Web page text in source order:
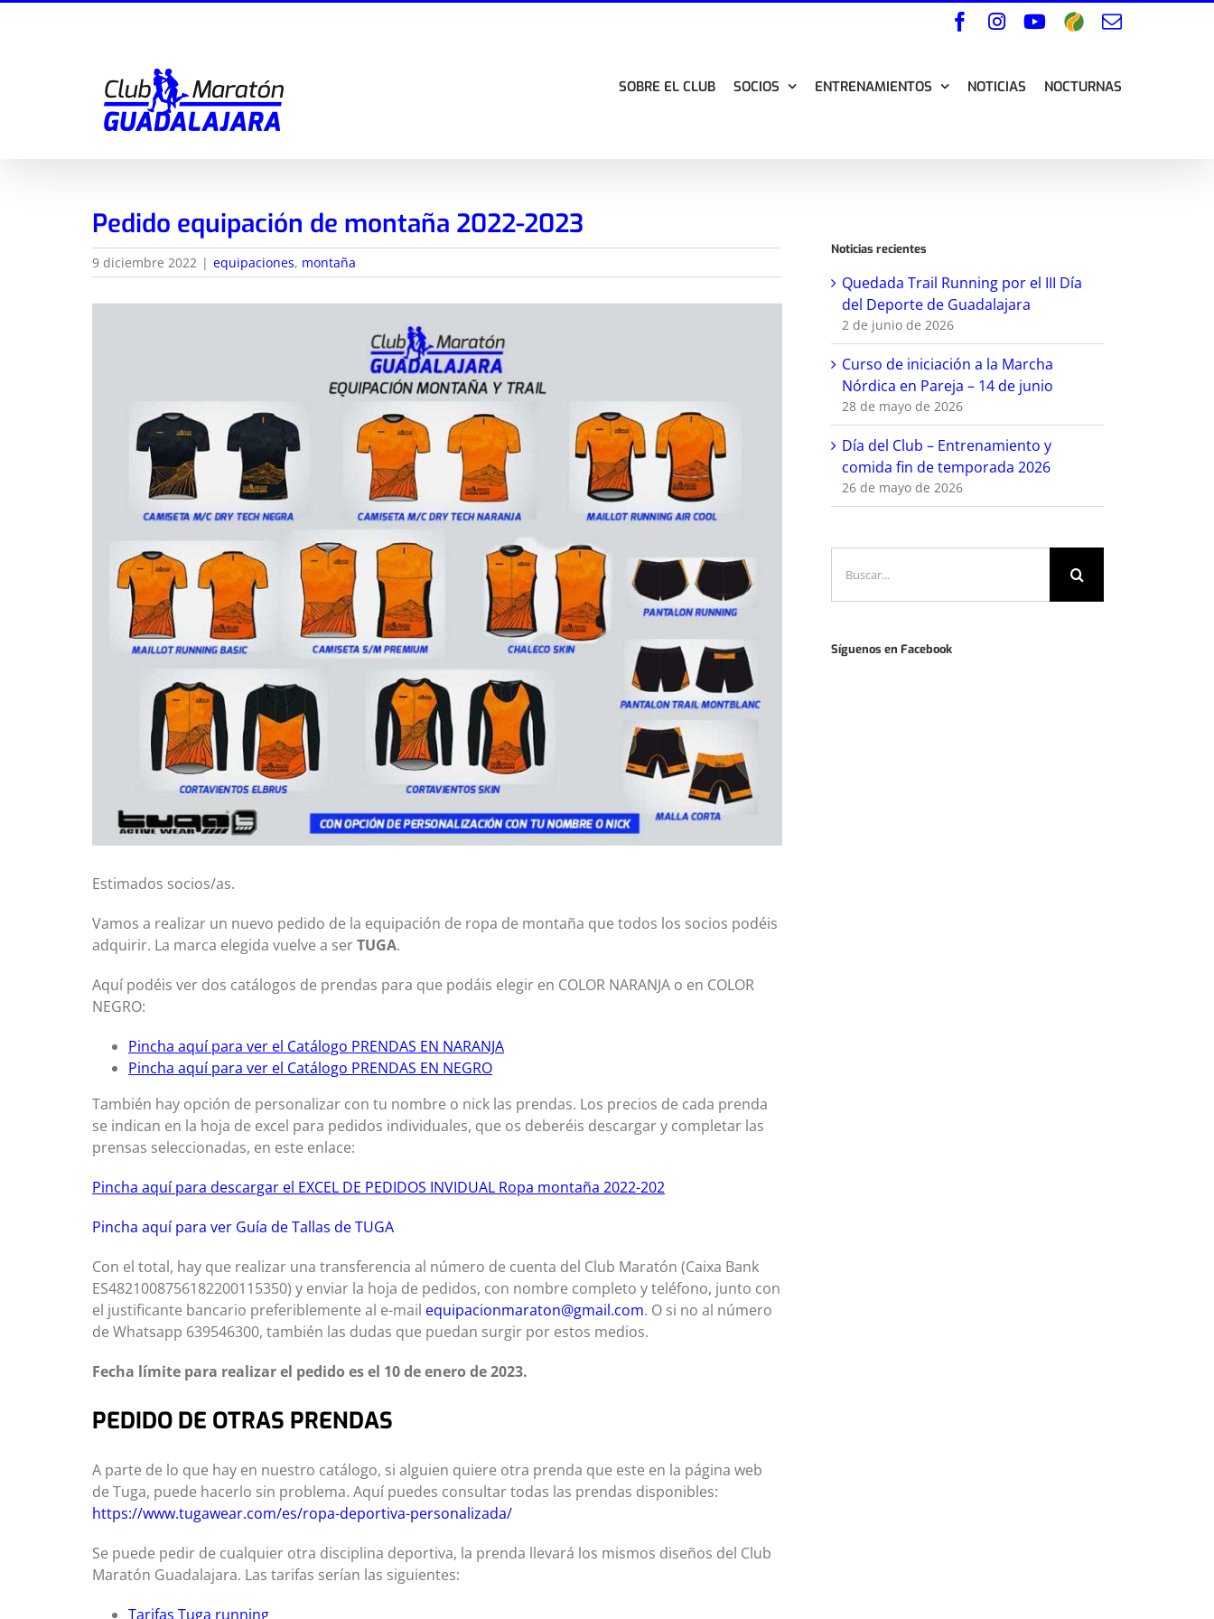
Facebook
Instagram
YouTube
WikilocCorreo
SOBRE EL CLUB SOCIOS ENTRENAMIENTOS NOTICIAS NOCTURNAS
Pedido equipación de montaña 2022-2023
9 diciembre 2022 | equipaciones, montaña
Estimados socios/as.
Vamos a realizar un nuevo pedido de la equipación de ropa de montaña que todos los socios podéis
adquirir. La marca elegida vuelve a serTUGA.
Aquí podéis ver dos catálogos de prendas para que podáis elegir en COLOR NARANJA o en COLOR
NEGRO:
Pincha aquí para ver el Catálogo PRENDAS EN NARANJA
Pincha aquí para ver el Catálogo PRENDAS EN NEGRO
También hay opción de personalizar con tu nombre o nick las prendas. Los precios de cada prenda
se indican en la hoja de excel para pedidos individuales, que os deberéis descargar y completar las
prensas seleccionadas, en este enlace:
Pincha aquí para descargar el EXCEL DE PEDIDOS INVIDUAL Ropa montaña 2022-202
Pincha aquí para ver Guía de Tallas de TUGA
Con el total, hay que realizar una transferencia al número de cuenta del Club Maratón (Caixa Bank
ES4821008756182200115350) y enviar la hoja de pedidos, con nombre completo y teléfono, junto con
el justificante bancario preferiblemente al e-mail equipacionmaraton@gmail.com. O si no al número
de Whatsapp 639546300, también las dudas que puedan surgir por estos medios.
Fecha límite para realizar el pedido es el 10 de enero de 2023.
PEDIDO DE OTRAS PRENDAS
A parte de lo que hay en nuestro catálogo, si alguien quiere otra prenda que este en la página web
de Tuga, puede hacerlo sin problema. Aquí puedes consultar todas las prendas disponibles:
https://www.tugawear.com/es/ropa-deportiva-personalizada/
Se puede pedir de cualquier otra disciplina deportiva, la prenda llevará los mismos diseños del Club
Maratón Guadalajara. Las tarifas serían las siguientes:
Tarifas Tuga running
Noticias recientes
Quedada Trail Running por el III Día
del Deporte de Guadalajara
2 de junio de 2026
Curso de iniciación a la Marcha
Nórdica en Pareja – 14 de junio
28 de mayo de 2026
Día del Club – Entrenamiento y
comida fin de temporada 2026
26 de mayo de 2026
Síguenos en Facebook